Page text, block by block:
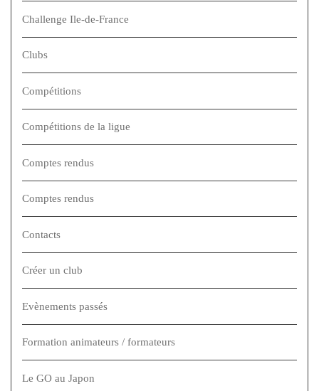
Challenge Ile-de-France
Clubs
Compétitions
Compétitions de la ligue
Comptes rendus
Comptes rendus
Contacts
Créer un club
Evènements passés
Formation animateurs / formateurs
Le GO au Japon